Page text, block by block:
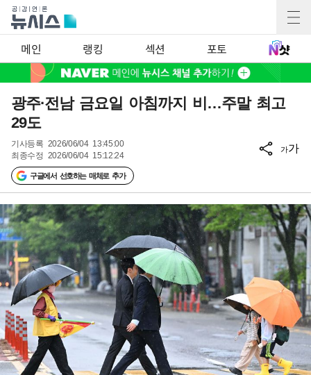
메인 랭킹 섹션 포토
광주·전남 금요일 아침까지 비…주말 최고
29도
기사등록 2026/06/04 13:45:00
최종수정 2026/06/04 15:12:24
구글에서 선호하는 매체로 추가
가가